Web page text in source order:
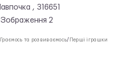
Граємось та розвиваємось/ Перші іграшки